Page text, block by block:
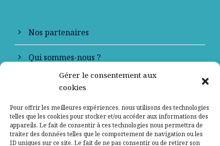
Gérer le consentement aux
cookies
Pour offrir les meilleures expériences, nous utilisons des technologies
telles que les cookies pour stocker et/ou accéder aux informations des
appareils. Le fait de consentir à ces technologies nous permettra de
traiter des données telles que le comportement de navigation ou les
ID uniques sur ce site. Le fait de ne pas consentir ou de retirer son
Nos partenaires
Qui sommes-nous ?
Contactez-nous
Mentions légales
Politique de confidentialité